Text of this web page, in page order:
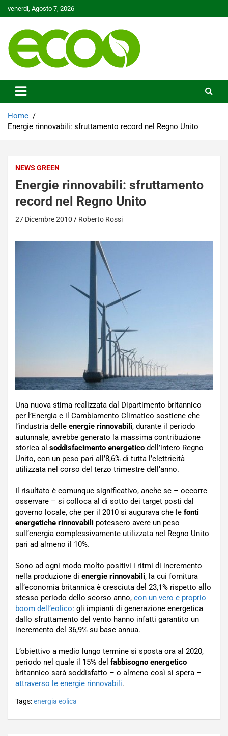
to
venerdì, Agosto 7, 2026
Ecoo.it
Home
Energie rinnovabili: sfruttamento record nel Regno Unito
NEWS GREEN
Energie rinnovabili: sfruttamento
record nel Regno Unito
27 Dicembre 2010 Roberto Rossi
Una nuova stima realizzata dal Dipartimento britannico
per l’Energia e il Cambiamento Climatico sostiene che
l’industria delle energie rinnovabili, durante il periodo
autunnale, avrebbe generato la massima contribuzione
storica al soddisfacimento energetico dell’intero Regno
Unito, con un peso pari all’8,6% di tutta l’elettricità
utilizzata nel corso del terzo trimestre dell’anno.
Il risultato è comunque significativo, anche se – occorre
osservare – si colloca al di sotto dei target posti dal
governo locale, che per il 2010 si augurava che le fonti
energetiche rinnovabili potessero avere un peso
sull’energia complessivamente utilizzata nel Regno Unito
pari ad almeno il 10%.
Sono ad ogni modo molto positivi i ritmi di incremento
nella produzione di energie rinnovabili, la cui fornitura
all’economia britannica è cresciuta del 23,1% rispetto allo
stesso periodo dello scorso anno, con un vero e proprio
boom dell’eolico: gli impianti di generazione energetica
dallo sfruttamento del vento hanno infatti garantito un
incremento del 36,9% su base annua.
L’obiettivo a medio lungo termine si sposta ora al 2020,
periodo nel quale il 15% del fabbisogno energetico
britannico sarà soddisfatto – o almeno così si spera –
attraverso le energie rinnovabili.
Tags:energia eolica